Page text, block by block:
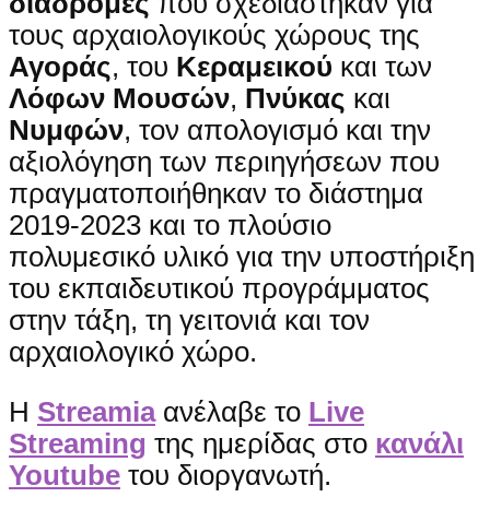
τους αρχαιολογικούς χώρους της
Αγοράς, του Κεραμεικού και των
Λόφων Μουσών, Πνύκας και
Νυμφών, τον απολογισμό και την
αξιολόγηση των περιηγήσεων που
πραγματοποιήθηκαν το διάστημα
2019-2023 και το πλούσιο
πολυμεσικό υλικό για την υποστήριξη
του εκπαιδευτικού προγράμματος
στην τάξη, τη γειτονιά και τον
αρχαιολογικό χώρο.
Η Streamiaανέλαβε το Live
Streaming της ημερίδας στο κανάλι
Youtube του διοργανωτή.